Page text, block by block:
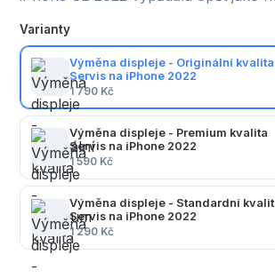
Varianty
Výměna displeje - Originální kvalita
Servis na iPhone 2022
1 790 Kč
Výměna displeje - Premium kvalita
Servis na iPhone 2022
1 590 Kč
Výměna displeje - Standardní
Servis na iPhone 2022
1 290 Kč